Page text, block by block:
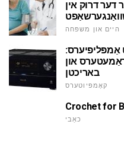
דער דרוק אין
היים און משפּחה
און
באריכטן
קאָמפּיוטערס
Crochet for
כאַבי